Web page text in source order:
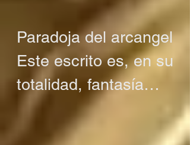
Paradoja del arcangel
Este escrito es, en su
totalidad, fantasía
O tal vez no es
fantasía